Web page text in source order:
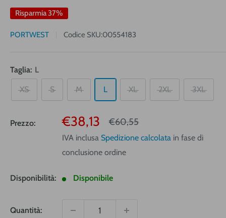
Risparmia 37%
PORTWEST Codice SKU:00554183
Taglia: L
XS S M L XL 2XL 3XL
Prezzo:
Prezzo
vendita
€38,13 Prezzo
€60,55
IVA inclusa Spedizione calcolata in fase di
conclusione ordine
Disponibilità: Disponibile
Quantità: